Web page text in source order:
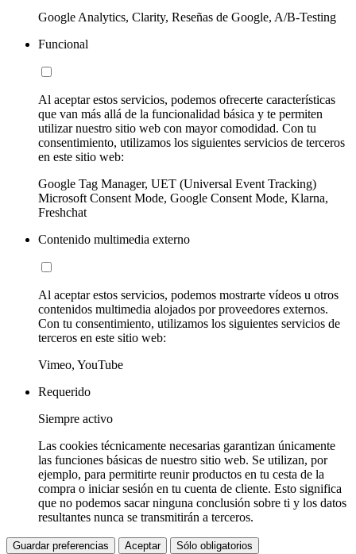
Google Analytics, Clarity, Reseñas de Google, A/B-Testing
Funcional
Al aceptar estos servicios, podemos ofrecerte características
que van más allá de la funcionalidad básica y te permiten
utilizar nuestro sitio web con mayor comodidad. Con tu
consentimiento, utilizamos los siguientes servicios de terceros
en este sitio web:
Google Tag Manager, UET (Universal Event Tracking)
Microsoft Consent Mode, Google Consent Mode, Klarna,
Freshchat
Contenido multimedia externo
Al aceptar estos servicios, podemos mostrarte vídeos u otros
contenidos multimedia alojados por proveedores externos.
Con tu consentimiento, utilizamos los siguientes servicios de
terceros en este sitio web:
Vimeo, YouTube
Requerido
Siempre activo
Las cookies técnicamente necesarias garantizan únicamente
las funciones básicas de nuestro sitio web. Se utilizan, por
ejemplo, para permitirte reunir productos en tu cesta de la
compra o iniciar sesión en tu cuenta de cliente. Esto significa
que no podemos sacar ninguna conclusión sobre ti y los datos
resultantes nunca se transmitirán a terceros.
Guardar preferencias Aceptar Sólo obligatorios